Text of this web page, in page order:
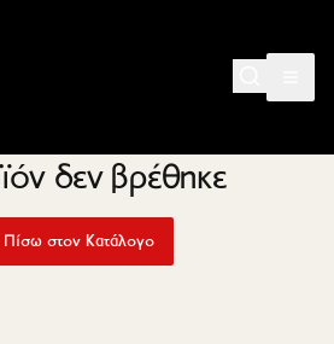
δεν βρέθηκε
Πίσω στον Κατάλογο